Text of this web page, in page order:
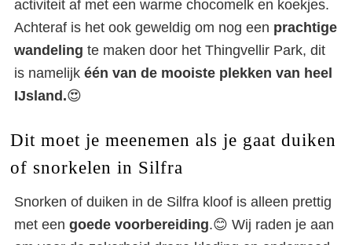
activiteit af met een warme chocomelk en koekjes.
Achteraf is het ook geweldig om nog een prachtige
wandeling te maken door het Thingvellir Park, dit
is namelijk één van de mooiste plekken van heel
IJsland.😍
Dit moet je meenemen als je gaat duiken
of snorkelen in Silfra
Snorken of duiken in de Silfra kloof is alleen prettig
met een goede voorbereiding.😊 Wij raden je aan